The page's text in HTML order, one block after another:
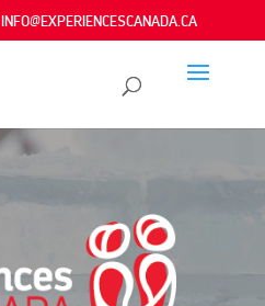
INFO@EXPERIENCESCANADA.CA